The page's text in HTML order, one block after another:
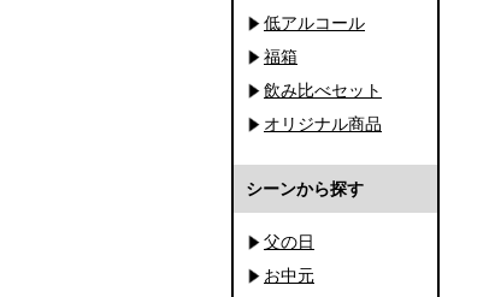
低アルコール
福箱
飲み比べセット
オリジナル商品
シーンから探す
父の日
お中元